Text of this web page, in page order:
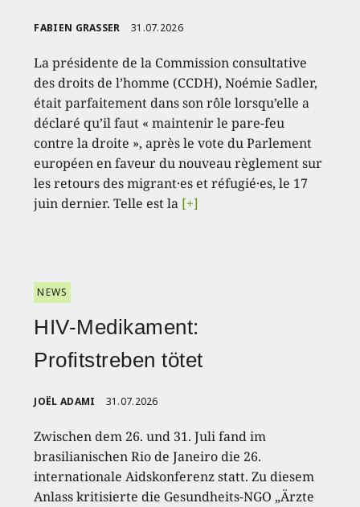
FABIEN GRASSER 31.07.2026
La présidente de la Commission consultative
des droits de l’homme (CCDH), Noémie Sadler,
était parfaitement dans son rôle lorsqu’elle a
déclaré qu’il faut « maintenir le pare-feu
contre la droite », après le vote du Parlement
européen en faveur du nouveau règlement sur
les retours des migrant·es et réfugié·es, le 17
juin dernier. Telle est la [+]
NEWS
HIV-Medikament:
Profitstreben tötet
JOËL ADAMI 31.07.2026
Zwischen dem 26. und 31. Juli fand im
brasilianischen Rio de Janeiro die 26.
internationale Aidskonferenz statt. Zu diesem
Anlass kritisierte die Gesundheits-NGO „Ärzte